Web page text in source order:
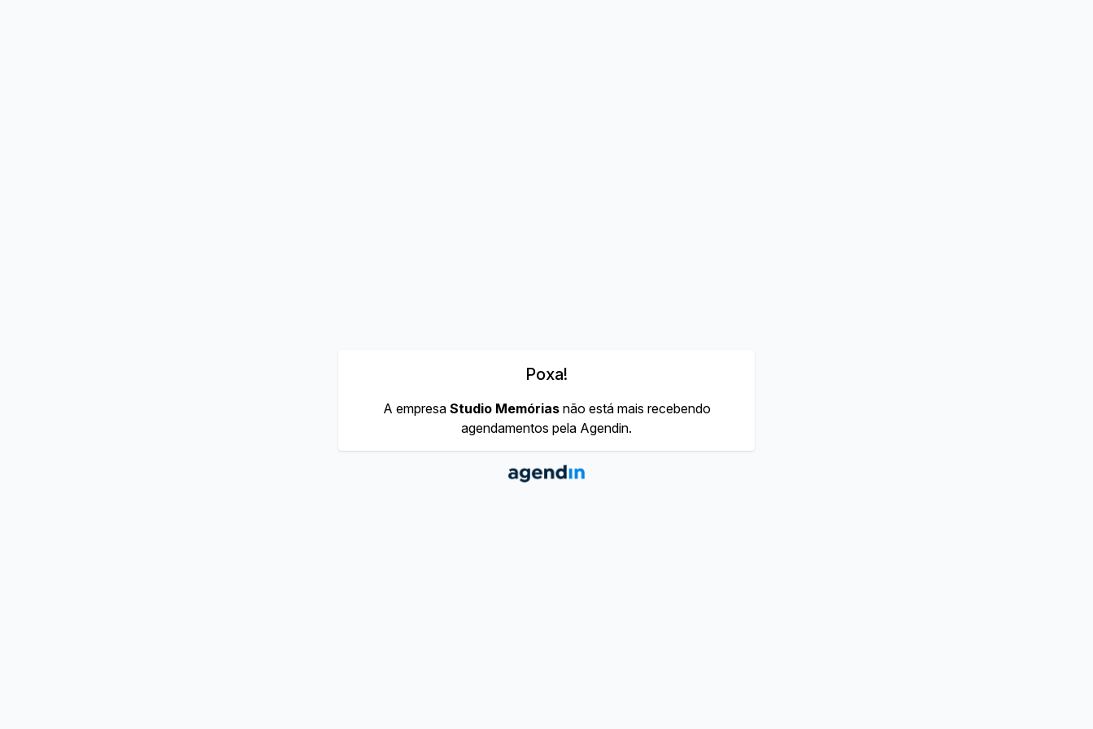
Poxa!
A empresa Studio Memóriasnão está mais recebendo
agendamentos pela Agendin.